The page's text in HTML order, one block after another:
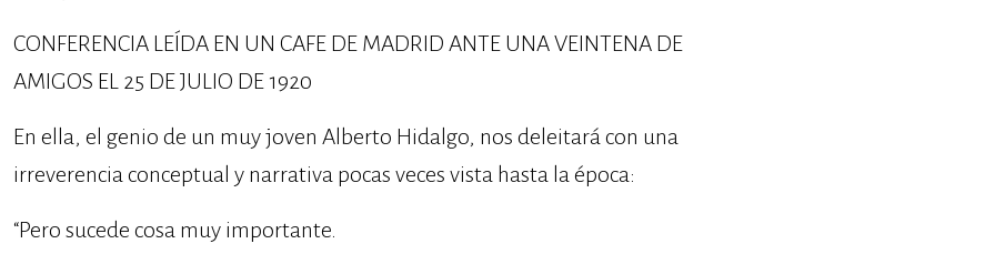
CONFERENCIA LEÍDA EN UN CAFE DE MADRID ANTE UNA VEINTENA DE
AMIGOS EL 25 DE JULIO DE 1920
En ella, el genio de un muy joven Alberto Hidalgo, nos deleitará con una
irreverencia conceptual y narrativa pocas veces vista hasta la época:
“Pero sucede cosa muy importante.